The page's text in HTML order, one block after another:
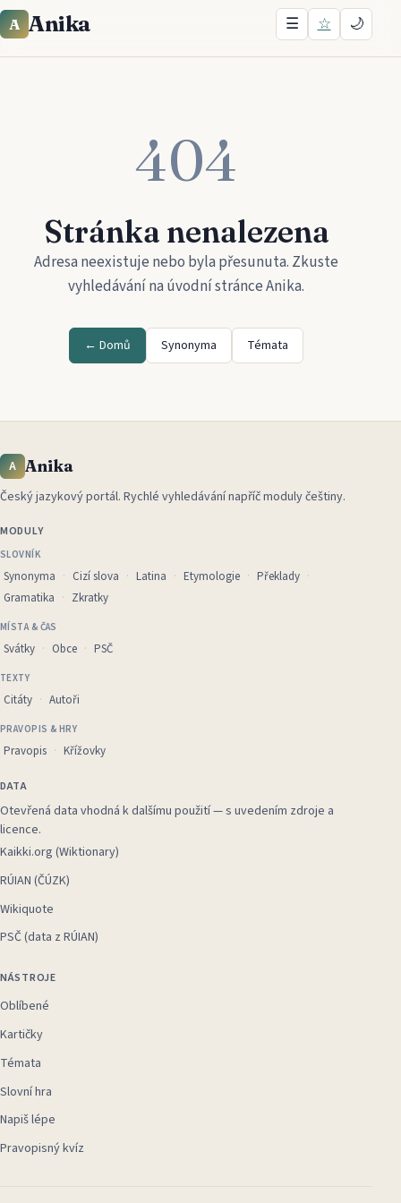
A Anika ☰ ☆ 🌙
404
Stránka nenalezena
Adresa neexistuje nebo byla přesunuta. Zkuste
vyhledávání na úvodní stránceAnika.
← Domů Synonyma Témata
A Anika
Český jazykový portál. Rychlé vyhledávání napříč moduly češtiny.
MODULY
SLOVNÍK
Synonyma Cizí slova Latina Etymologie
Překlady
Gramatika
Zkratky
MÍSTA & ČAS
Svátky Obce PSČ
TEXTY
Citáty Autoři
PRAVOPIS & HRY
Pravopis Křížovky
DATA
Otevřená data vhodná k dalšímu použití — s uvedením zdroje a
licence.
Kaikki.org (Wiktionary)
RÚIAN (ČÚZK)
Wikiquote
PSČ (data z RÚIAN)
NÁSTROJE
Oblíbené
Kartičky
Témata
Slovní hra
Napiš lépe
Pravopisný kvíz